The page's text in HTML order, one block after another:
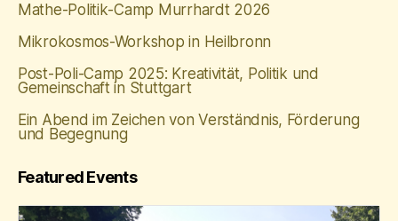
Mathe‑Politik‑Camp Murrhardt 2026
Mikrokosmos-Workshop in Heilbronn
Post-Poli-Camp 2025: Kreativität, Politik und
Gemeinschaft in Stuttgart
Ein Abend im Zeichen von Verständnis, Förderung
und Begegnung
Featured Events